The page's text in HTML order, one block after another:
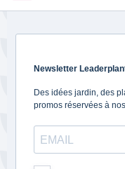
Newsletter
Des idées jardin, des
promos réservées à